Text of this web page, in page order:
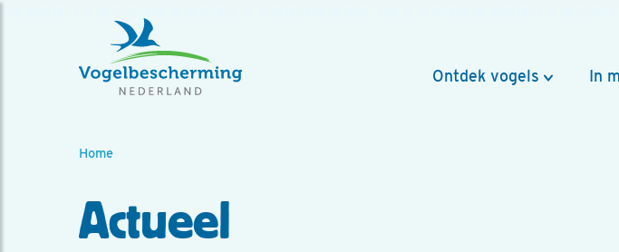
Ontdek vogels In
Home
Actueel